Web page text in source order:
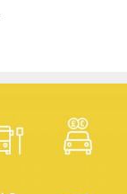
author/conchi-